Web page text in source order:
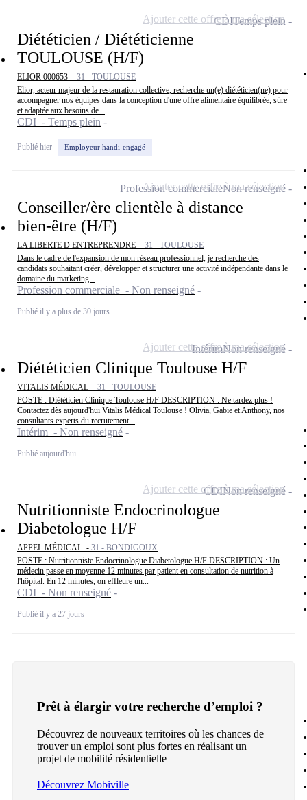
Diététicien / Diététicienne
TOULOUSE (H/F)
ELIOR 000653 - 31 - TOULOUSE
Elior, acteur majeur de la restauration collective, recherche un(e) diététicien(ne) pour
accompagner nos équipes dans la conception d'une offre alimentaire équilibrée, sûre
et adaptée aux besoins de...
CDI - Temps plein
Publié hier Employeur handi-engagé
CDITemps plein
Ajouter cette offre à ma sélection
Conseiller/ère clientèle à distance
bien-être (H/F)
LA LIBERTE D ENTREPRENDRE - 31 - TOULOUSE
Dans le cadre de l'expansion de mon réseau professionnel, je recherche des
candidats souhaitant créer, développer et structurer une activité indépendante dans le
domaine du marketing...
Profession commerciale - Non renseigné
Publié il y a plus de 30 jours
Profession commercialeNon renseigné
Ajouter cette offre à ma sélection
Diététicien Clinique Toulouse H/F
VITALIS MÉDICAL - 31 - TOULOUSE
POSTE : Diététicien Clinique Toulouse H/F DESCRIPTION : Ne tardez plus !
Contactez dès aujourd'hui Vitalis Médical Toulouse ! Olivia, Gabie et Anthony, nos
consultants experts du recrutement...
Intérim - Non renseigné
Publié aujourd'hui
IntérimNon renseigné
Ajouter cette offre à ma sélection
Nutritionniste Endocrinologue
Diabetologue H/F
APPEL MÉDICAL - 31 - BONDIGOUX
POSTE : Nutritionniste Endocrinologue Diabetologue H/F DESCRIPTION : Un
médecin passe en moyenne 12 minutes par patient en consultation de nutrition à
l'hôpital. En 12 minutes, on effleure un...
CDI - Non renseigné
Publié il y a 27 jours
CDINon renseigné
Ajouter cette offre à ma sélection
Prêt à élargir votre recherche d’emploi ?
Découvrez de nouveaux territoires où les chances de
trouver un emploi sont plus fortes en réalisant un
projet de mobilité résidentielle
Découvrez Mobiville